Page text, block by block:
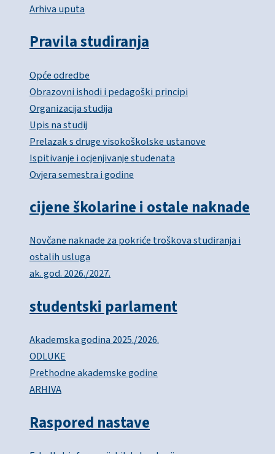
Arhiva uputa
Pravila studiranja
Opće odredbe
Obrazovni ishodi i pedagoški principi
Organizacija studija
Upis na studij
Prelazak s druge visokoškolske ustanove
Ispitivanje i ocjenjivanje studenata
Ovjera semestra i godine
cijene školarine i ostale naknade
Novčane naknade za pokriće troškova studiranja i
ostalih usluga
ak. god. 2026./2027.
studentski parlament
Akademska godina 2025./2026.
ODLUKE
Prethodne akademske godine
ARHIVA
Raspored nastave